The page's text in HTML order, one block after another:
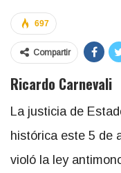
697
Compartir
Ricardo Carnevali
La justicia de
histórica este 5 de
violó la ley